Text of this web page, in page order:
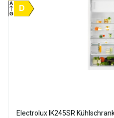
D
A
G
Electrolux IK245SR